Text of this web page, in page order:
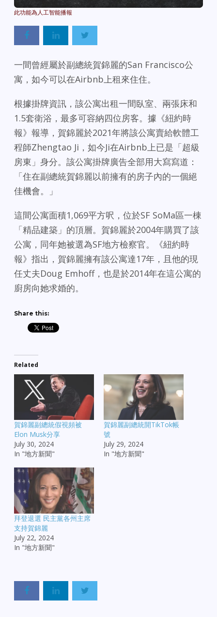
一間曾經屬於副總統賀錦麗的San Francisco公
寓，如今可以在Airbnb上租來住住。
根據掛牌資訊，該公寓出租一間臥室、兩張床和
1.5套衛浴，最多可容納四位房客。據《紐約時
報》報導，賀錦麗於2021年將該公寓賣給軟體工
程師Zhengtao Ji，如今Ji在Airbnb上已是「超級
房東」身分。該公寓掛牌廣告全部用大寫寫道：
「住在副總統賀錦麗以前擁有的房子內的一個絕
佳機會。」
這間公寓面積1,069平方呎，位於SF SoMa區一棟
「精品建築」的頂層。賀錦麗於2004年購買了該
公寓，同年她被選為SF地方檢察官。《紐約時
報》指出，賀錦麗擁有該公寓達17年，且他的現
任丈夫Doug Emhoff，也是於2014年在這公寓的
廚房向她求婚的。
Share this:
Related
賀錦麗副總統假視頻被
Elon Musk分享
July 30, 2024
In "地方新聞"
賀錦麗副總統開TikTok帳
號
July 29, 2024
In "地方新聞"
拜登退選 民主黨各州主席
支持賀錦麗
July 22, 2024
In "地方新聞"